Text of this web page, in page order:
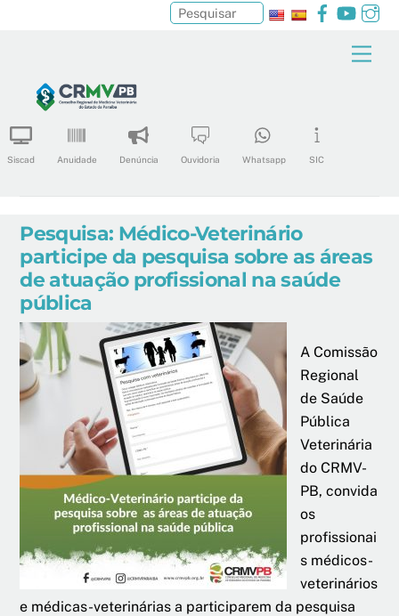
content
Facebook
Siscad Anuidade Denúncia Ouvidoria Whatsapp SIC
Pesquisar
Pesquisa: Médico-Veterinário
participe da pesquisa sobre as áreas
de atuação profissional na saúde
pública
A Comissão
Regional
de Saúde
Pública
Veterinária
do CRMV-
PB, convida
os
profissionai
s médicos-
veterinários
e médicas-veterinárias a participarem da pesquisa